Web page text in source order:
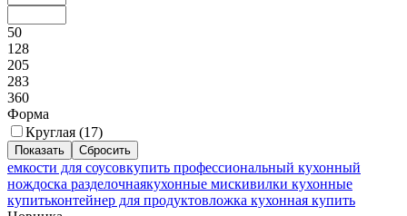
50
128
205
283
360
Форма
Круглая (17)
емкости для соусовкупить профессиональный кухонный
нождоска разделочнаякухонные мискивилки кухонные
купитьконтейнер для продуктовложка кухонная купить